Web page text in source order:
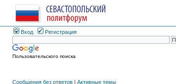
Вход Регистрация
Пользовательского поиска
Сообщения без ответов | Активные темы